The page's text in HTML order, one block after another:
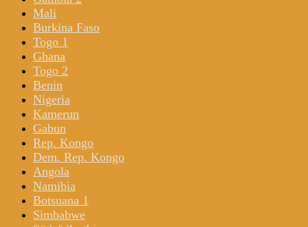
Mali
Burkina Faso
Togo 1
Ghana
Togo 2
Benin
Nigeria
Kamerun
Gabun
Rep. Kongo
Dem. Rep. Kongo
Angola
Namibia
Botsuana 1
Simbabwe